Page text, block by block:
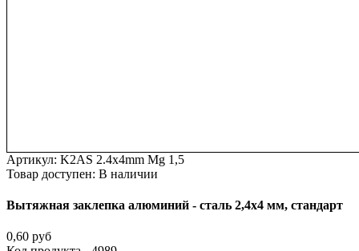
Артикул: K2AS 2.4x4mm Mg 1,5
Товар доступен: В наличии
Вытяжная заклепка алюминий - сталь 2,4х4 мм, стандарт
0,60 руб